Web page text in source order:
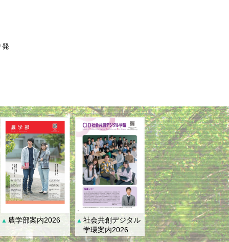
発
▲ 農学部案内2026 ▲ 社会共創デジタル
学環案内2026